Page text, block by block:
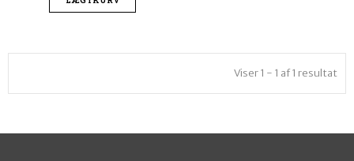
Viser 1 - 1 af 1 resultat